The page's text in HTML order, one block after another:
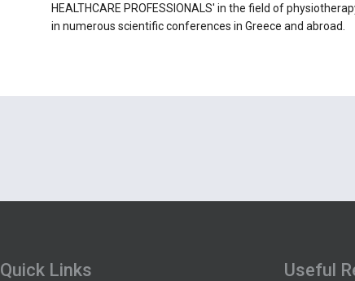
HEALTHCARE PROFESSIONALS' in the field of
in numerous scientific conferences in Greece and abroad.
Quick Links Useful